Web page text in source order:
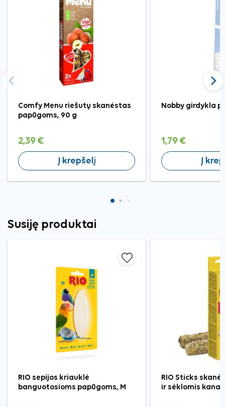
Comfy Menu riešutų skanėstas
papūgoms, 90 g
2,39 €
Į krepšelį
Nobby girdykla
1,79 €
Į
Ankstesnis
Susiję produktai
RIO sepijos kriauklė
banguotosioms papūgoms, M
RIO Sticks
ir sėklomis